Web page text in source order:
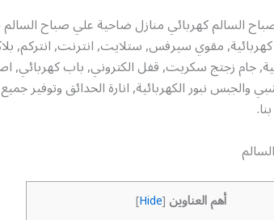
السالم كهربائي منازل ضاحية علي صباح السالم
مقوي سيرفس, ستلايت, انترنت, انتركم,
جام زجتج سكريت, قفل الكتروني, باب
والجبس نبور الكهربائية, انارة الحدائق وتوفير جميع
أهم العناوين [
Hide
]